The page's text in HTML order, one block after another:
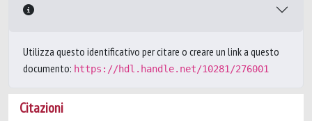
Utilizza questo identificativo per citare o creare un link a questo
documento: https://hdl.handle.net/10281/276001
Citazioni